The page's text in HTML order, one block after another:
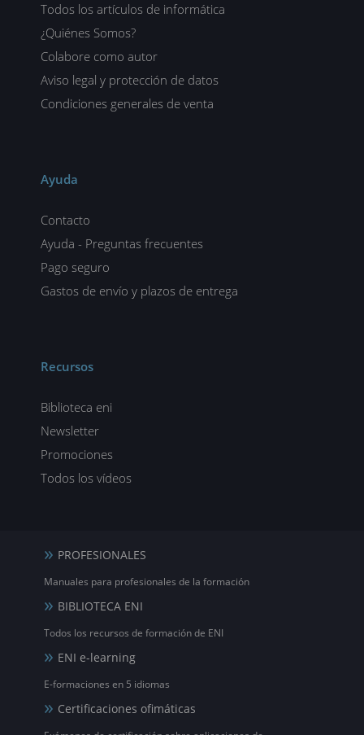
Todos los artículos de informática
¿Quiénes Somos?
Colabore como autor
Aviso legal y protección de datos
Condiciones generales de venta
Ayuda
Contacto
Ayuda - Preguntas frecuentes
Pago seguro
Gastos de envío y plazos de entrega
Recursos
Biblioteca eni
Newsletter
Promociones
Todos los vídeos
PROFESIONALES
Manuales para profesionales de la formación
BIBLIOTECA ENI
Todos los recursos de formación de ENI
ENI e-learning
E-formaciones en 5 idiomas
Certificaciones ofimáticas